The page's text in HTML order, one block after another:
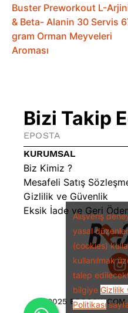
Alışveriş
yasal
(cookies)
kullanılmak
talep
bilgiye Gizlilik
Politikası
Buster Preworkout L-
& Beta- Alanin 30 Servis
gram Orman Meyveleri
Aroması
KURUMSAL
Biz Kimiz ?
Mesafeli Satış
Gizlilik ve Güvenlik
Eksik İade ve Geri
Bizi Takip
2025